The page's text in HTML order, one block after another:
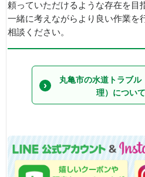
頼っていただけるような存在を目
一緒に考えながらより良い作業を
相談ください。
丸亀市の水道トラブル
理）につい